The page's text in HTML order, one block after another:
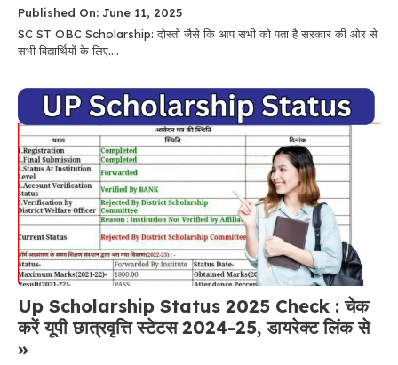
Published On: June 11, 2025
SC ST OBC Scholarship: दोस्तों जैसे कि आप सभी को पता है सरकार की ओर से
सभी विद्यार्थियों के लिए....
Up Scholarship Status 2025 Check : चेक
करें यूपी छात्रवृत्ति स्टेटस 2024-25, डायरेक्ट लिंक से
»